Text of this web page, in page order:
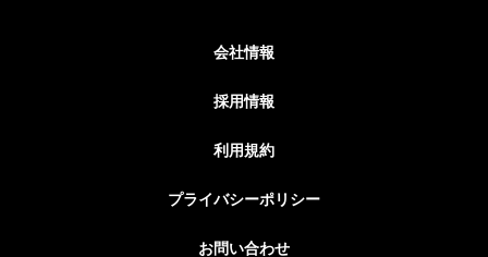
会社情報
採用情報
利用規約
プライバシーポリシー
お問い合わせ